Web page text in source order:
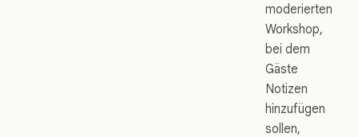
moderierten
Workshop,
bei dem
Gäste
Notizen
hinzufügen
sollen,